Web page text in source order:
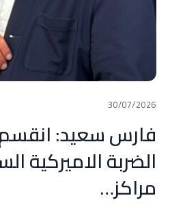
30/07/2026
فارس سعيد: انقسم
الضربة الاميركية
مراكز…